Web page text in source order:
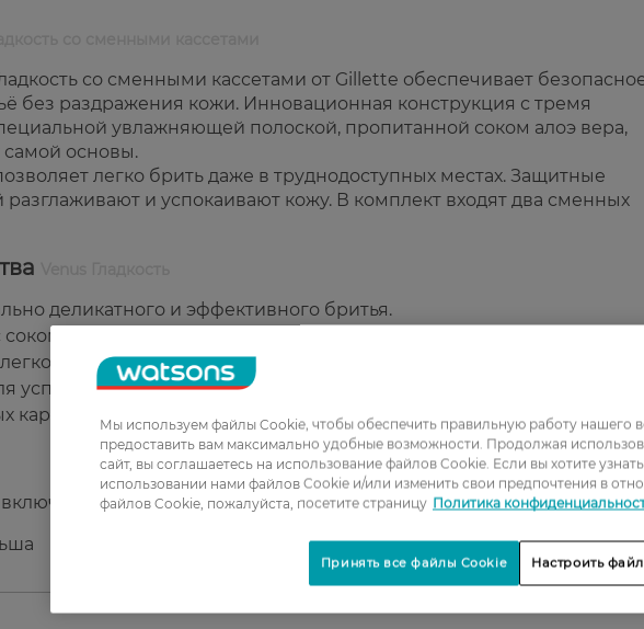
со сменными кассетами от Gillette обеспечивает
без раздражения кожи. Инновационная конструкция с тремя
увлажняющей полоской, пропитанной соком алоэ вера,
самой основы.
легко брить даже в труднодоступных местах. Защитные
и успокаивают кожу. В комплект входят два сменных
деликатного и эффективного бритья.
алоэ вера для защиты кожи.
бритья даже в сложных местах.
успокоения и разглаживания кожи.
картриджа.
чувствительную.
Мы используем файлы Cookie, чтобы обеспечить правильную работу нашего
предоставить вам максимально удобные возможности. Продолжая
сайт, вы соглашаетесь на использование файлов Cookie. Если вы хотите
использовании нами файлов Cookie и/или изменить свои предпочтения в
файлов Cookie, пожалуйста, посетите страницу Политика
Настроить
Принять все файлы Cookie